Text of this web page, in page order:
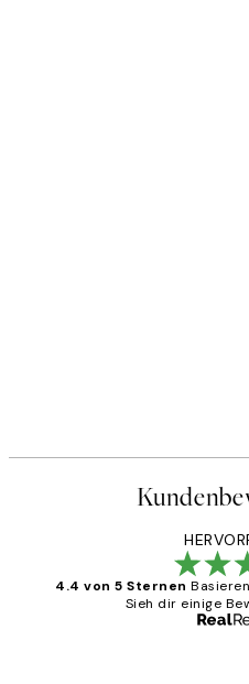
4.4 von 5 Sternen
Sieh dir einige